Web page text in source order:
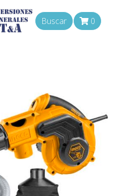
Buscar 0